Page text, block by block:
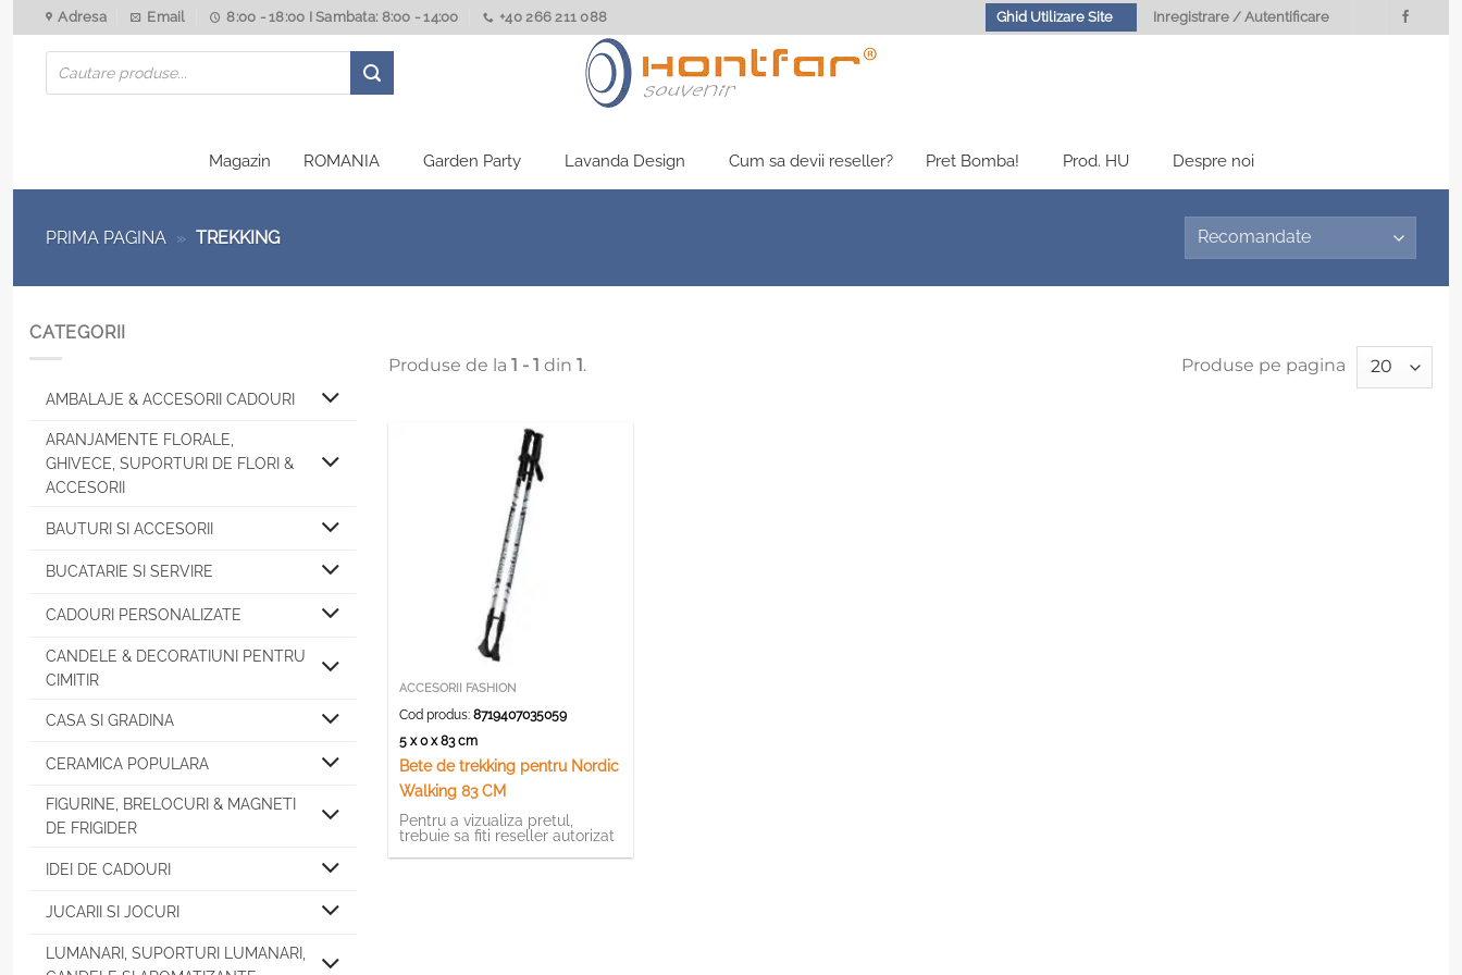
to
content
Adresa Email 8:00 - 18:00 I Sambata: 8:00 - 14:00 +40 266 211 088 Ghid Utilizare Site Inregistrare / Autentificare
Products
search
Magazin ROMANIA Garden Party Lavanda Design Cum sa devii reseller? Pret Bomba! Prod. HU Despre noi
PRIMA PAGINA » TREKKING
CATEGORII
AMBALAJE & ACCESORII CADOURI
ARANJAMENTE FLORALE,
GHIVECE, SUPORTURI DE FLORI &
ACCESORII
BAUTURI SI ACCESORII
BUCATARIE SI SERVIRE
CADOURI PERSONALIZATE
CANDELE & DECORATIUNI PENTRU
CIMITIR
CASA SI GRADINA
CERAMICA POPULARA
FIGURINE, BRELOCURI & MAGNETI
DE FRIGIDER
IDEI DE CADOURI
JUCARII SI JOCURI
LUMANARI, SUPORTURI LUMANARI,
Produse de la 1 - 1 din 1. Produse pe pagina
ACCESORII FASHION
Cod produs:8719407035059
5 x 0 x 83 cm
Bete de trekking pentru Nordic
Walking 83 CM
Pentru a vizualiza pretul,
trebuie sa fiti reseller autorizat